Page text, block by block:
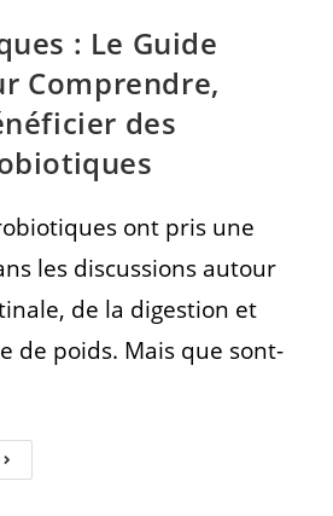
: Le Guide
Comprendre,
des
ont pris une
les discussions autour
de la digestion et
de poids. Mais que sont-